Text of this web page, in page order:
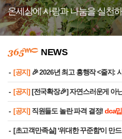
온세상에 사랑과 나눔을 실천
NEWS
[공지] 🎉 2026년 최고 흥행작 <줄지: 사라진
[공지][전국확장🎉] 자연스러운게 아
[공지] 직원들도 놀란 파격 결정!dca
[초고객만족실] '위대한 꾸준함'이 만